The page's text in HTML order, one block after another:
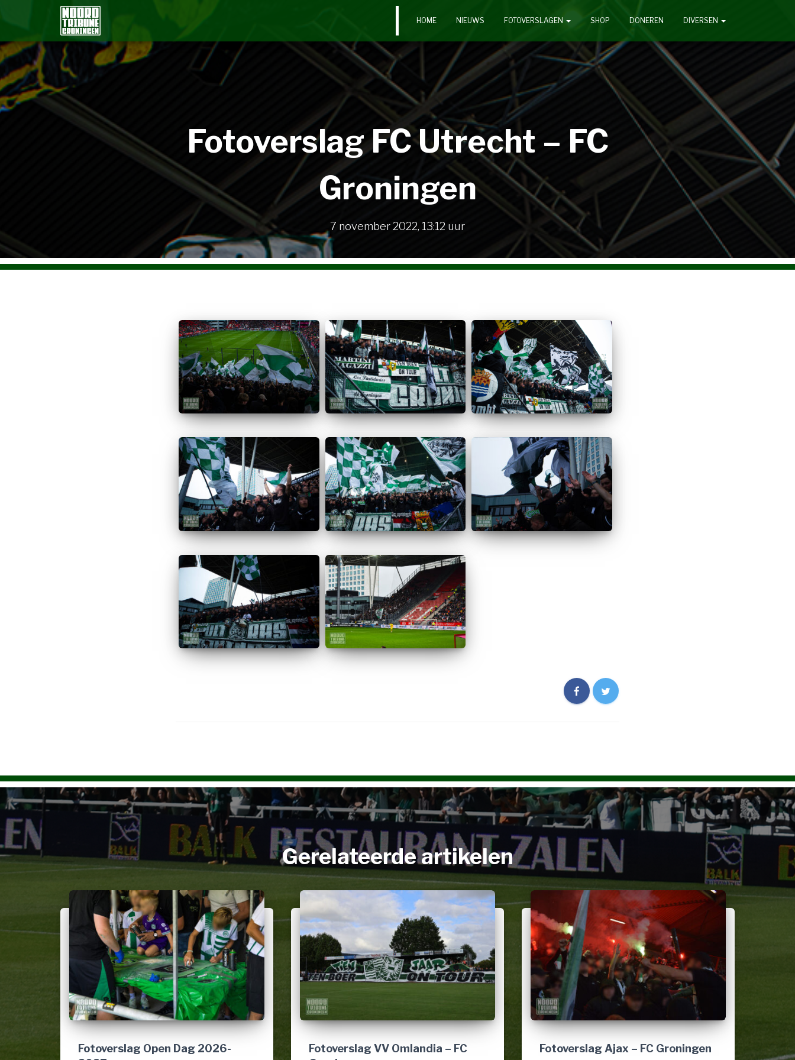
HOME NIEUWS FOTOVERSLAGEN SHOP DONEREN DIVERSEN
Fotoverslag FC Utrecht – FC
Groningen
7 november 2022, 13:12 uur
Gerelateerde artikelen
Fotoverslag Open Dag 2026-
Fotoverslag VV Omlandia – FC
Fotoverslag Ajax – FC Groningen